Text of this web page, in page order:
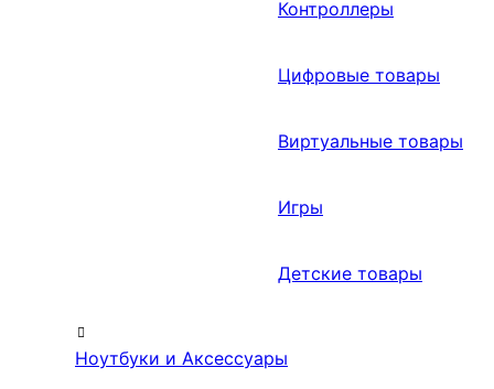
Контроллеры
Цифровые товары
Виртуальные товары
Игры
Детские товары
Ноутбуки и Аксессуары